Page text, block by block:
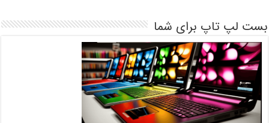
بست لپ تاپ برای شما